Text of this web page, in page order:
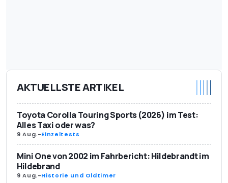
AKTUELLSTE ARTIKEL
Toyota Corolla Touring Sports (2026) im Test:
Alles Taxi oder was?
9 Aug.-Einzeltests
Mini One von 2002 im Fahrbericht: Hildebrandt im
Hildebrand
9 Aug.-Historie und Oldtimer